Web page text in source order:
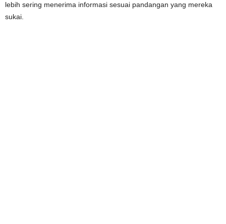
lebih sering menerima informasi sesuai pandangan yang mereka
sukai.